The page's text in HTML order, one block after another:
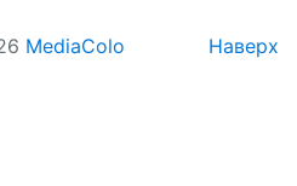
Наверх
MediaColo